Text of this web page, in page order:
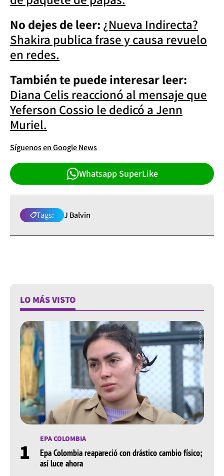
No dejes de leer: ¿Nueva Indirecta?
Shakira publica frase y causa revuelo
en redes.
También te puede interesar leer:
Diana Celis reaccionó al mensaje que
Yeferson Cossio le dedicó a Jenn
Muriel.
Síguenos en Google News
Whatsapp SuperLike
Tags: J Balvin
LO MÁS VISTO
1 EPA COLOMBIA
Epa Colombia reapareció con drástico cambio físico;
así luce ahora